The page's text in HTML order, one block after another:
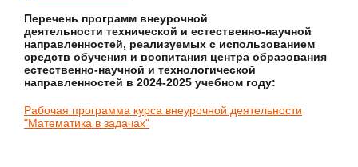
Перечень программ внеурочной
деятельности технической и естественно-научной
направленностей, реализуемых с использованием
средств обучения и воспитания центра образования
естественно-научной и технологической
направленностей в 2024-2025 учебном году:
Рабочая программа курса внеурочной деятельности
"Математика в задачах"